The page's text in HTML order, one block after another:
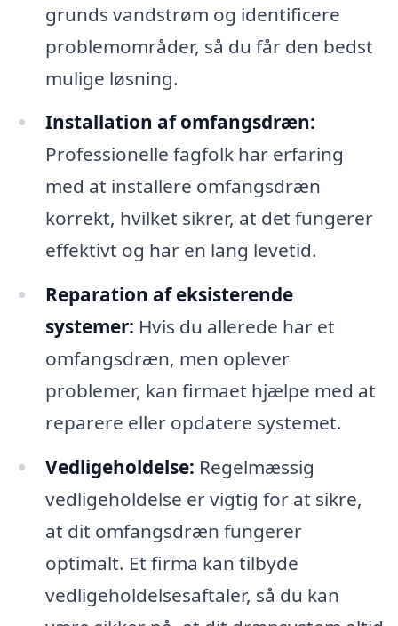
grunds vandstrøm og identificere
problemområder, så du får den bedst
mulige løsning.
Installation af omfangsdræn:
Professionelle fagfolk har erfaring
med at installere omfangsdræn
korrekt, hvilket sikrer, at det fungerer
effektivt og har en lang levetid.
Reparation af eksisterende
systemer: Hvis du allerede har et
omfangsdræn, men oplever
problemer, kan firmaet hjælpe med at
reparere eller opdatere systemet.
Vedligeholdelse: Regelmæssig
vedligeholdelse er vigtig for at sikre,
at dit omfangsdræn fungerer
optimalt. Et firma kan tilbyde
vedligeholdelsesaftaler, så du kan